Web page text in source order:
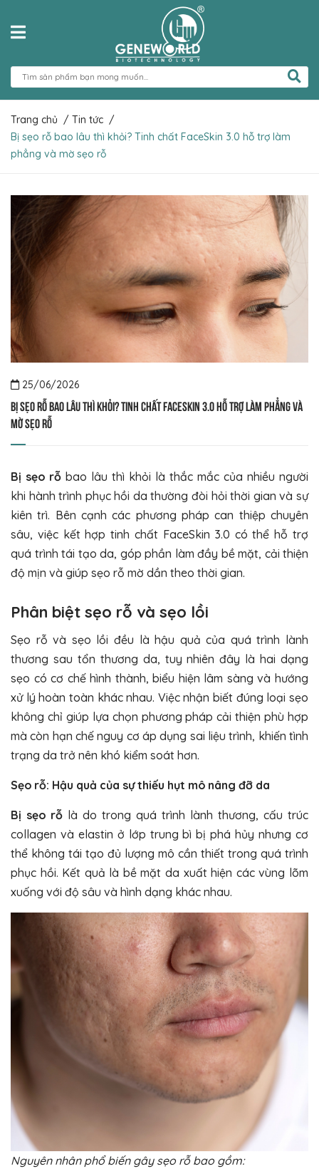
Trang chủ / Tin tức /
Bị sẹo rỗ bao lâu thì khỏi? Tinh chất FaceSkin 3.0 hỗ trợ làm
phẳng và mờ sẹo rỗ
25/06/2026
Bị sẹo rỗ bao lâu thì khỏi? Tinh chất FaceSkin 3.0 hỗ trợ làm phẳng và
mờ sẹo rỗ
Bị sẹo rỗ bao lâu thì khỏi là thắc mắc của nhiều người
khi hành trình phục hồi da thường đòi hỏi thời gian và sự
kiên trì. Bên cạnh các phương pháp can thiệp chuyên
sâu, việc kết hợp tinh chất FaceSkin 3.0 có thể hỗ trợ
quá trình tái tạo da, góp phần làm đầy bề mặt, cải thiện
độ mịn và giúp sẹo rỗ mờ dần theo thời gian.
Phân biệt sẹo rỗ và sẹo lồi
Sẹo rỗ và sẹo lồi đều là hậu quả của quá trình lành
thương sau tổn thương da, tuy nhiên đây là hai dạng
sẹo có cơ chế hình thành, biểu hiện lâm sàng và hướng
xử lý hoàn toàn khác nhau. Việc nhận biết đúng loại sẹo
không chỉ giúp lựa chọn phương pháp cải thiện phù hợp
mà còn hạn chế nguy cơ áp dụng sai liệu trình, khiến tình
trạng da trở nên khó kiểm soát hơn.
Sẹo rỗ: Hậu quả của sự thiếu hụt mô nâng đỡ da
Bị sẹo rỗ là do trong quá trình lành thương, cấu trúc
collagen và elastin ở lớp trung bì bị phá hủy nhưng cơ
thể không tái tạo đủ lượng mô cần thiết trong quá trình
phục hồi. Kết quả là bề mặt da xuất hiện các vùng lõm
xuống với độ sâu và hình dạng khác nhau.
Nguyên nhân phổ biến gây sẹo rỗ bao gồm: